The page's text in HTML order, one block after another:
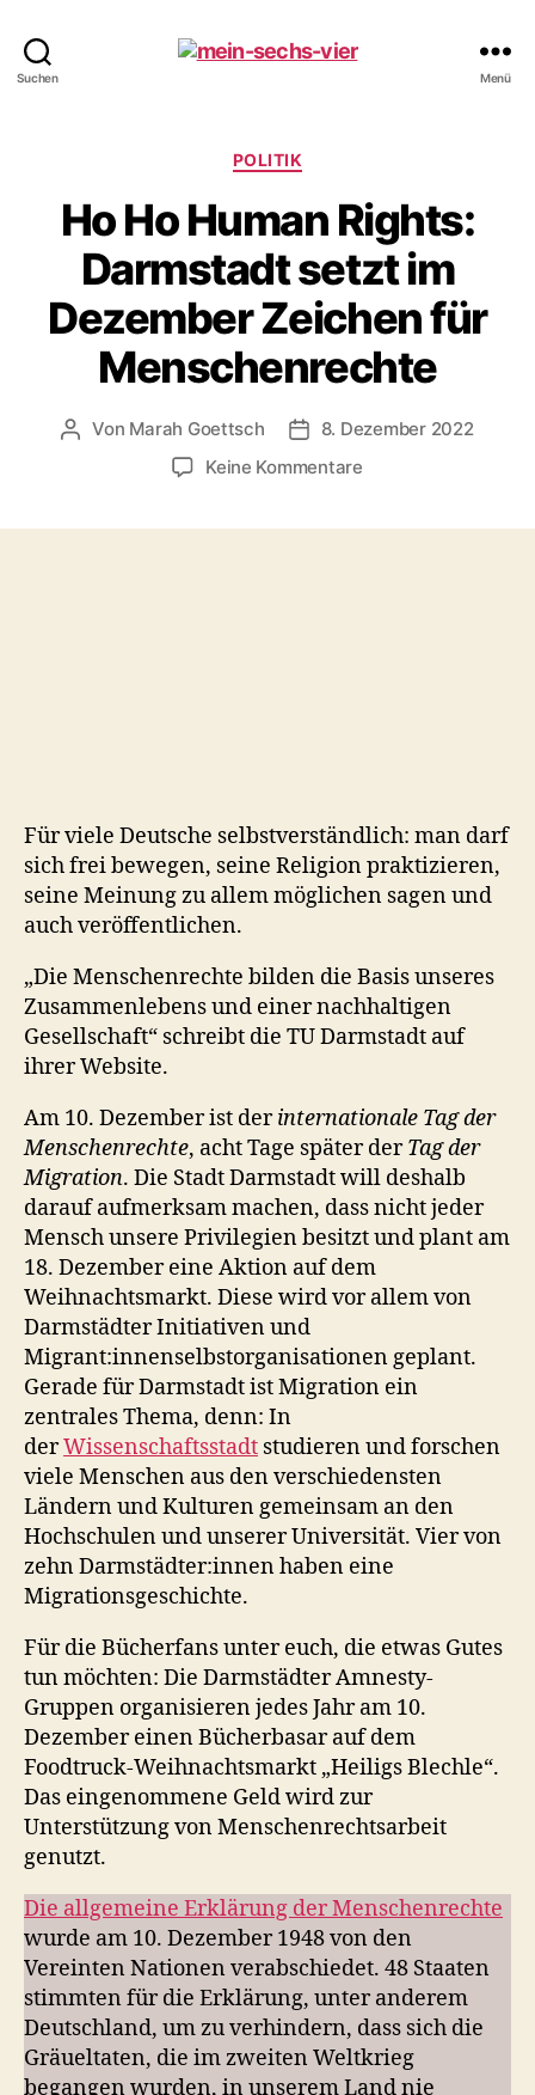
Suchen Menü
Kategorien
POLITIK
Ho Ho Human Rights:
Darmstadt setzt im
Dezember Zeichen für
Menschenrechte
Beitragsautor
Von Marah Goettsch Beitragsdatum
8. Dezember 2022
Keine Kommentarezu
Für viele Deutsche selbstverständlich: man darf
sich frei bewegen, seine Religion praktizieren,
seine Meinung zu allem möglichen sagen und
auch veröffentlichen.
„Die Menschenrechte bilden die Basis unseres
Zusammenlebens und einer nachhaltigen
Gesellschaft“ schreibt die TU Darmstadt auf
ihrer Website.
Am 10. Dezember ist derinternationale Tag der
Menschenrechte, acht Tage später derTag der
Migration. Die Stadt Darmstadt will deshalb
darauf aufmerksam machen, dass nicht jeder
Mensch unsere Privilegien besitzt und plant am
18. Dezember eine Aktion auf dem
Weihnachtsmarkt. Diese wird vor allem von
Darmstädter Initiativen und
Migrant:innenselbstorganisationen geplant.
Gerade für Darmstadt ist Migration ein
zentrales Thema, denn: In
derWissenschaftsstadt studieren und forschen
viele Menschen aus den verschiedensten
Ländern und Kulturen gemeinsam an den
Hochschulen und unserer Universität. Vier von
zehn Darmstädter:innen haben eine
Migrationsgeschichte.
Für die Bücherfans unter euch, die etwas Gutes
tun möchten: Die Darmstädter Amnesty-
Gruppen organisieren jedes Jahr am 10.
Dezember einen Bücherbasar auf dem
Foodtruck-Weihnachtsmarkt „Heiligs Blechle“.
Das eingenommene Geld wird zur
Unterstützung von Menschenrechtsarbeit
genutzt.
Die allgemeine Erklärung der Menschenrechte
wurde am 10. Dezember 1948 von den
Vereinten Nationen verabschiedet. 48 Staaten
stimmten für die Erklärung, unter anderem
Deutschland, um zu verhindern, dass sich die
Gräueltaten, die im zweiten Weltkrieg
begangen wurden, in unserem Land nie